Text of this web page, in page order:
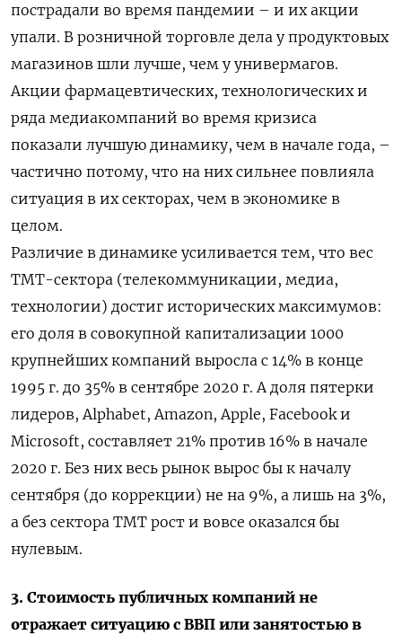
пострадали во время пандемии – и их акции
упали. В розничной торговле дела у продуктовых
магазинов шли лучше, чем у универмагов.
Акции фармацевтических, технологических и
ряда медиакомпаний во время кризиса
показали лучшую динамику, чем в начале года, –
частично потому, что на них сильнее повлияла
ситуация в их секторах, чем в экономике в
целом.
Различие в динамике усиливается тем, что вес
ТМТ-сектора (телекоммуникации, медиа,
технологии) достиг исторических максимумов:
его доля в совокупной капитализации 1000
крупнейших компаний выросла с 14% в конце
1995 г. до 35% в сентябре 2020 г. А доля пятерки
лидеров, Alphabet, Amazon, Apple, Facebook и
Microsoft, составляет 21% против 16% в начале
2020 г. Без них весь рынок вырос бы к началу
сентября (до коррекции) не на 9%, а лишь на 3%,
а без сектора ТМТ рост и вовсе оказался бы
нулевым.
3. Стоимость публичных компаний не
отражает ситуацию с ВВП или занятостью в